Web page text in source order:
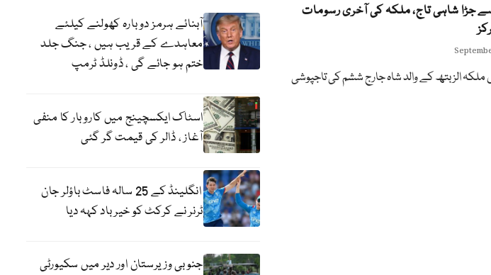
جڑا شاہی تاج، ملکہ کی آخری رسومات
الزبتھ کے والد شاہ جارج ششم کی تاجپوشی
آبنائے ہرمز دوبارہ کھولنے کیلئے
معاہدے کے قریب ہیں ، جنگ جلد
ختم ہو جائے گی ، ڈونلڈ ٹرمپ
اسٹاک ایکسچینج میں کاروبار کا منفی
آغاز ، ڈالر کی قیمت گر گئی
انگلینڈ کے 25 سالہ فاسٹ باؤلر جان
ٹرنر نے کرکٹ کو خیر باد کہہ دیا
جنوبی وزیرستان اور دیر میں سکیورٹی